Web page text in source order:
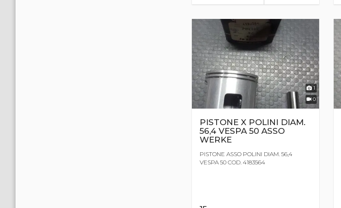
1
0
PISTONE X POLINI DIAM.
56,4 VESPA 50 ASSO
WERKE
PISTONE ASSO POLINI DIAM. 56,4
VESPA 50 COD. 4183564